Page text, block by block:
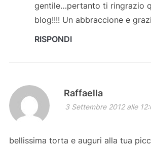
gentile…pertanto ti ringrazio
blog!!!! Un abbraccione e
RISPONDI
Raffaella
3 Settembre 2012 alle
bellissima torta e auguri alla tua